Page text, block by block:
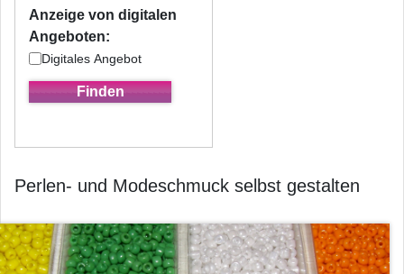
Anzeige von digitalen
Angeboten:
Digitales Angebot
Perlen- und Modeschmuck selbst gestalten